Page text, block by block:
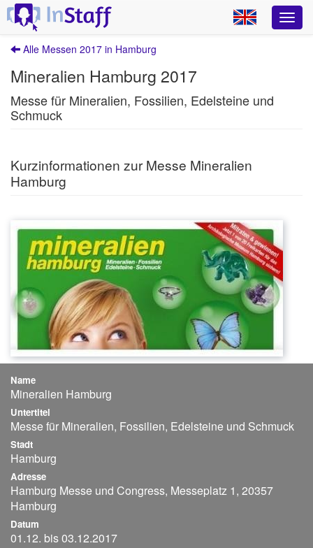
Alle Messen 2017 in Hamburg
Mineralien Hamburg 2017
Messe für Mineralien, Fossilien, Edelsteine und
Schmuck
Kurzinformationen zur Messe Mineralien
Hamburg
Name
Mineralien Hamburg
Untertitel
Messe für Mineralien, Fossilien, Edelsteine und Schmuck
Stadt
Hamburg
Adresse
Hamburg Messe und Congress, Messeplatz 1, 20357
Hamburg
Datum
01.12. bis 03.12.2017